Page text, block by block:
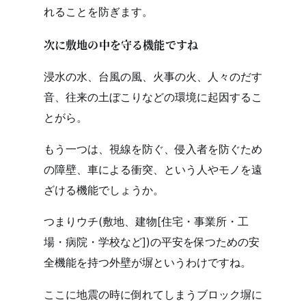
れることを防ぎます。
次に敷地の中を守る機能ですね
浸水の水、台風の風、火事の火、人々のだす
音、往来の土ぼこりなどの環境に起因するこ
とがら。
もう一つは、視線を防ぐ、侵入者を防ぐため
の障壁、車による衝突、という人やモノを遠
ざける機能でしょうか。
つまりウチ(敷地、建物[住宅・事業所・工
場・病院・学校など])の平安を保つための安
全機能を持つ外壁が塀というわけですね。
ここに地震の時に倒れてしまうブロック塀に